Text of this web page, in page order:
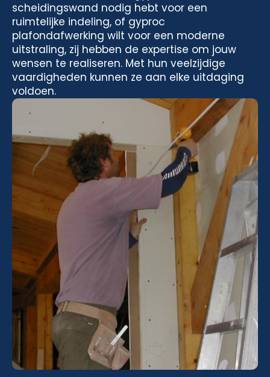
scheidingswand nodig hebt voor een
ruimtelijke indeling, of gyproc
plafondafwerking wilt voor een moderne
uitstraling, zij hebben de expertise om jouw
wensen te realiseren. Met hun veelzijdige
vaardigheden kunnen ze aan elke uitdaging
voldoen.